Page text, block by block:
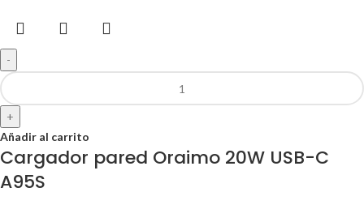
-
+
Añadir al carrito
Cargador pared Oraimo 20W USB-C
A95S